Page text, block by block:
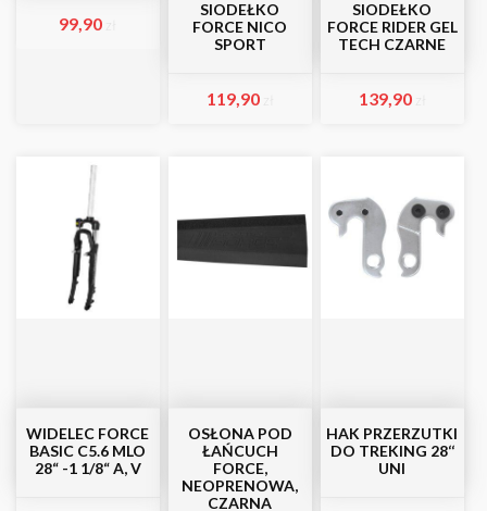
99,90
SIODEŁKO
FORCE NICO
SPORT
119,90
SIODEŁKO
FORCE RIDER GEL
TECH CZARNE
139,90
WIDELEC FORCE
BASIC C5.6 MLO
28“ -1 1/8“ A, V
OSŁONA POD
ŁAŃCUCH
FORCE,
NEOPRENOWA,
CZARNA
HAK PRZERZUTKI
DO TREKING 28‘‘
UNI